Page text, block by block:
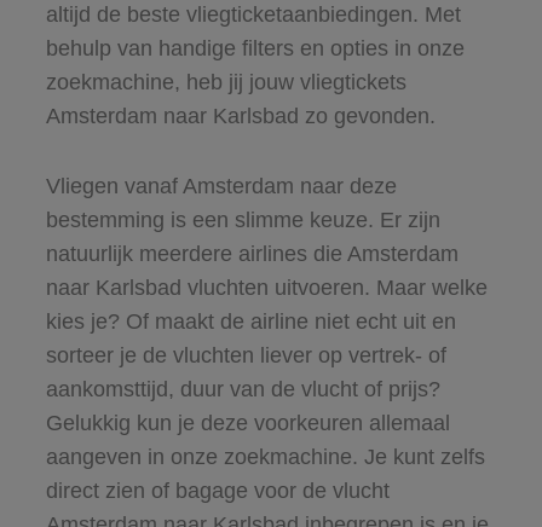
altijd de beste vliegticketaanbiedingen. Met
behulp van handige filters en opties in onze
zoekmachine, heb jij jouw vliegtickets
Amsterdam naar Karlsbad zo gevonden.
Vliegen vanaf Amsterdam naar deze
bestemming is een slimme keuze. Er zijn
natuurlijk meerdere airlines die Amsterdam
naar Karlsbad vluchten uitvoeren. Maar welke
kies je? Of maakt de airline niet echt uit en
sorteer je de vluchten liever op vertrek- of
aankomsttijd, duur van de vlucht of prijs?
Gelukkig kun je deze voorkeuren allemaal
aangeven in onze zoekmachine. Je kunt zelfs
direct zien of bagage voor de vlucht